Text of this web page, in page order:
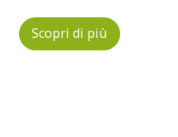
Scopri di più